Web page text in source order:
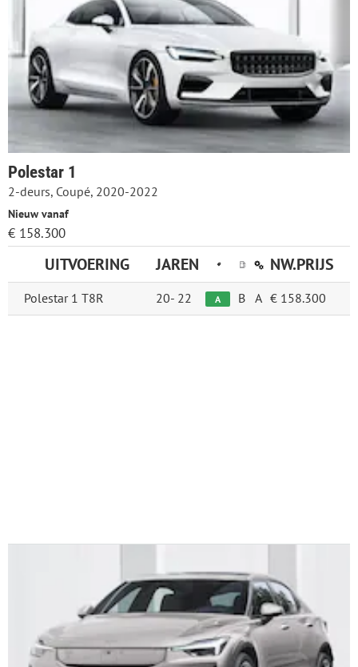
Polestar 1
2-deurs, Coupé, 2020-2022
Nieuw vanaf
€ 158.300
UITVOERING JAREN NW.PRIJS
Polestar 1 T8R 20- 22 A B A € 158.300